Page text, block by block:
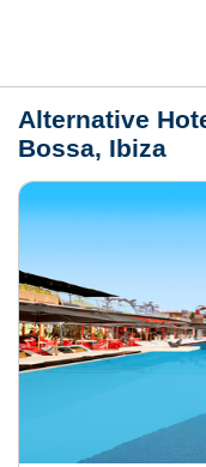
Alternative
Bossa, Ibiza